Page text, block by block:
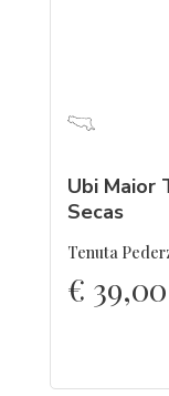
Ubi Maior
Secas
Tenuta
€ 39,00